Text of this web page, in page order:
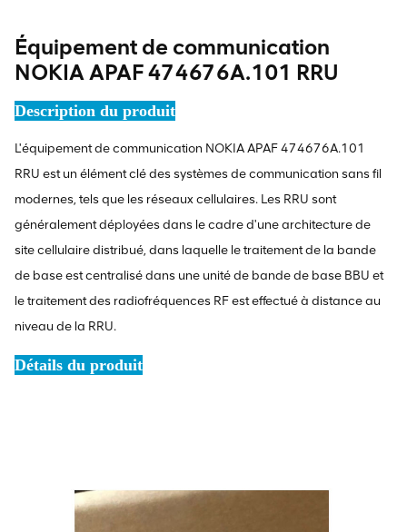
Équipement de communication
NOKIA APAF 474676A.101 RRU
Description du produit
L'équipement de communication NOKIA APAF 474676A.101
RRU est un élément clé des systèmes de communication sans fil
modernes, tels que les réseaux cellulaires. Les RRU sont
généralement déployées dans le cadre d'une architecture de
site cellulaire distribué, dans laquelle le traitement de la bande
de base est centralisé dans une unité de bande de base BBU et
le traitement des radiofréquences RF est effectué à distance au
niveau de la RRU.
Détails du produit